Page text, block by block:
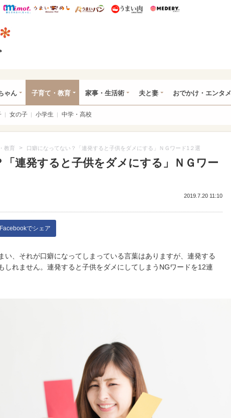
ウレぴあ総研 ディズニー特集
mimot. うまいめし うまいパン うまい肉
ゃん 子育て・教育 家事・生活術 夫と妻 おでかけ・エンタメ
女の子 小学生 中学・高校
教育 > 口癖になってない？「連発すると子供をダメにする」ＮＧワード1２選
連発すると子供をダメにする」ＮＧワー
2019.7.20 11:10
Facebookでシェア
い、それが口癖になってしまっている言葉はありますが、連発する
しれません。連発すると子供をダメにしてしまうNGワードを12連